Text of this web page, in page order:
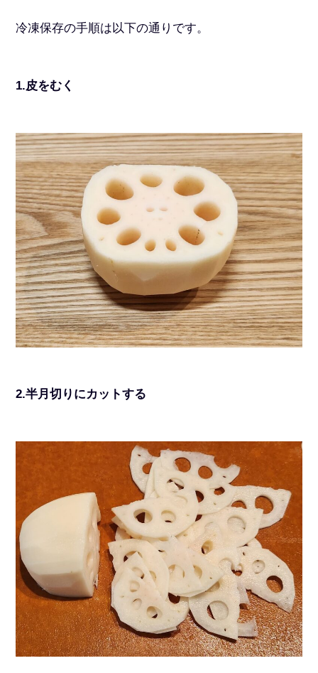
冷凍保存の手順は以下の通りです。
1.皮をむく
2.半月切りにカットする